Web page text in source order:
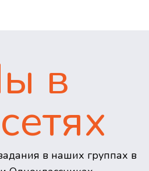
в
в наших группах в